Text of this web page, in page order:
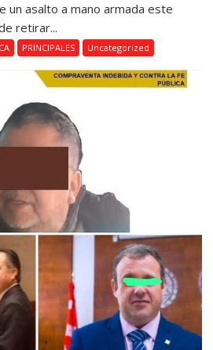
un asalto a mano armada este
retirar...
PRINCIPALES Uncategorized